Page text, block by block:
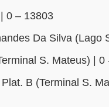
0 – 13803
Da Silva (Lago
S. Mateus) | 0
B (Terminal S.